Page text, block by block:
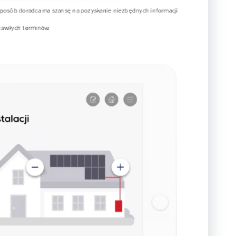
doradca ma szansę na pozyskanie niezbędnych informacji
terminów.